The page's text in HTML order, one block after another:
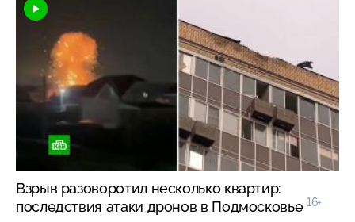
Взрыв разоворотил несколько квартир:
последствия атаки дронов в Подмосковье 16+